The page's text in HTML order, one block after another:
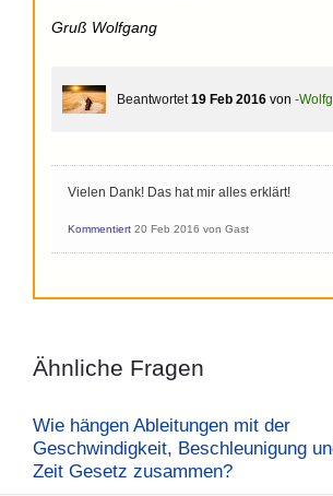
Gruß Wolfgang
Beantwortet 19 Feb 2016 von -
Vielen Dank! Das hat mir alles erklärt!
Kommentiert 20 Feb 2016 von Gast
Ähnliche Fragen
Wie hängen Ableitungen mit der
Geschwindigkeit, Beschleunigung
Zeit Gesetz zusammen?